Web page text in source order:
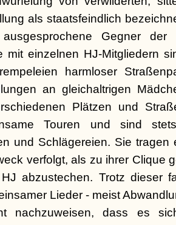
als staatsfeindlich
Gegner
mit einzelnen HJ-Mitgliedern
harmloser
an gleichaltrigen
Plätzen und
Touren und sind
und Schlägereien. Sie tragen
verfolgt, als zu ihrer Clique
abzustechen. Trotz dieser
Lieder - meist
nachzuweisen, dass es